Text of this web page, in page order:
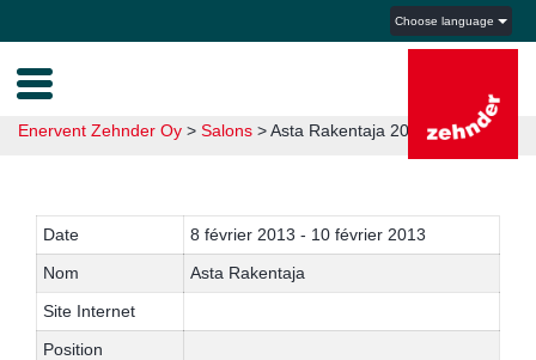
Choose language
Enervent Zehnder Oy > Salons >Asta Rakentaja 2013
Date
8 février 2013 - 10 février 2013
Nom
Asta Rakentaja
Site Internet
Position